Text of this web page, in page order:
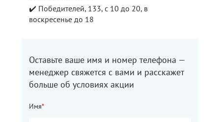
✔️ Победителей, 133, с 10 до 20, в
воскресенье до 18
Оставьте ваше имя и номер телефона —
менеджер свяжется с вами и расскажет
больше об условиях акции
Имя*